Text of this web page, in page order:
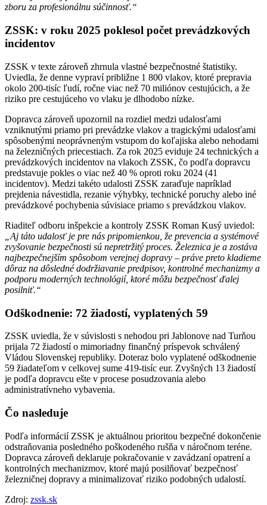
zboru za profesionálnu súčinnosť.“
ZSSK: v roku 2025 poklesol počet prevádzkových
incidentov
ZSSK v texte zároveň zhrnula vlastné bezpečnostné štatistiky.
Uviedla, že denne vypraví približne 1 800 vlakov, ktoré prepravia
okolo 200-tisíc ľudí, ročne viac než 70 miliónov cestujúcich, a že
riziko pre cestujúceho vo vlaku je dlhodobo nízke.
Dopravca zároveň upozornil na rozdiel medzi udalosťami
vzniknutými priamo pri prevádzke vlakov a tragickými udalosťami
spôsobenými neoprávneným vstupom do koľajiska alebo nehodami
na železničných priecestiach. Za rok 2025 eviduje 24 technických a
prevádzkových incidentov na vlakoch ZSSK, čo podľa dopravcu
predstavuje pokles o viac než 40 % oproti roku 2024 (41
incidentov). Medzi takéto udalosti ZSSK zaraďuje napríklad
prejdenia návestidla, rezanie výhybky, technické poruchy alebo iné
prevádzkové pochybenia súvisiace priamo s prevádzkou vlakov.
Riaditeľ odboru inšpekcie a kontroly ZSSK Roman Kusý uviedol:
„Aj táto udalosť je pre nás pripomienkou, že prevencia a systémové
zvyšovanie bezpečnosti sú nepretržitý proces. Železnica je a zostáva
najbezpečnejším spôsobom verejnej dopravy – práve preto kladieme
dôraz na dôsledné dodržiavanie predpisov, kontrolné mechanizmy a
podporu moderných technológií, ktoré môžu bezpečnosť ďalej
posilniť.“
Odškodnenie: 72 žiadostí, vyplatených 59
ZSSK uviedla, že v súvislosti s nehodou pri Jablonove nad Turňou
prijala 72 žiadostí o mimoriadny finančný príspevok schválený
Vládou Slovenskej republiky. Doteraz bolo vyplatené odškodnenie
59 žiadateľom v celkovej sume 419-tisíc eur. Zvyšných 13 žiadostí
je podľa dopravcu ešte v procese posudzovania alebo
administratívneho vybavenia.
Čo nasleduje
Podľa informácií ZSSK je aktuálnou prioritou bezpečné dokončenie
odstraňovania posledného poškodeného rušňa v náročnom teréne.
Dopravca zároveň deklaruje pokračovanie v zavádzaní opatrení a
kontrolných mechanizmov, ktoré majú posilňovať bezpečnosť
železničnej dopravy a minimalizovať riziko podobných udalostí.
Zdroj: zssk.sk